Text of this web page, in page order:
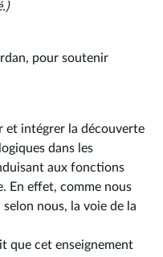
pour soutenir
et intégrer la découverte
dans les
aux fonctions
En effet, comme nous
selon nous, la voie de la
que cet enseignement